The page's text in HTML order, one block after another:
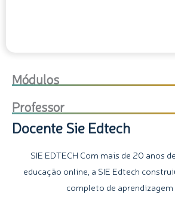
Módulos
Professor
Docente Sie Edtech
SIE EDTECH Com mais de 20 anos
educação online, a SIE Edtech
completo de aprendizagem